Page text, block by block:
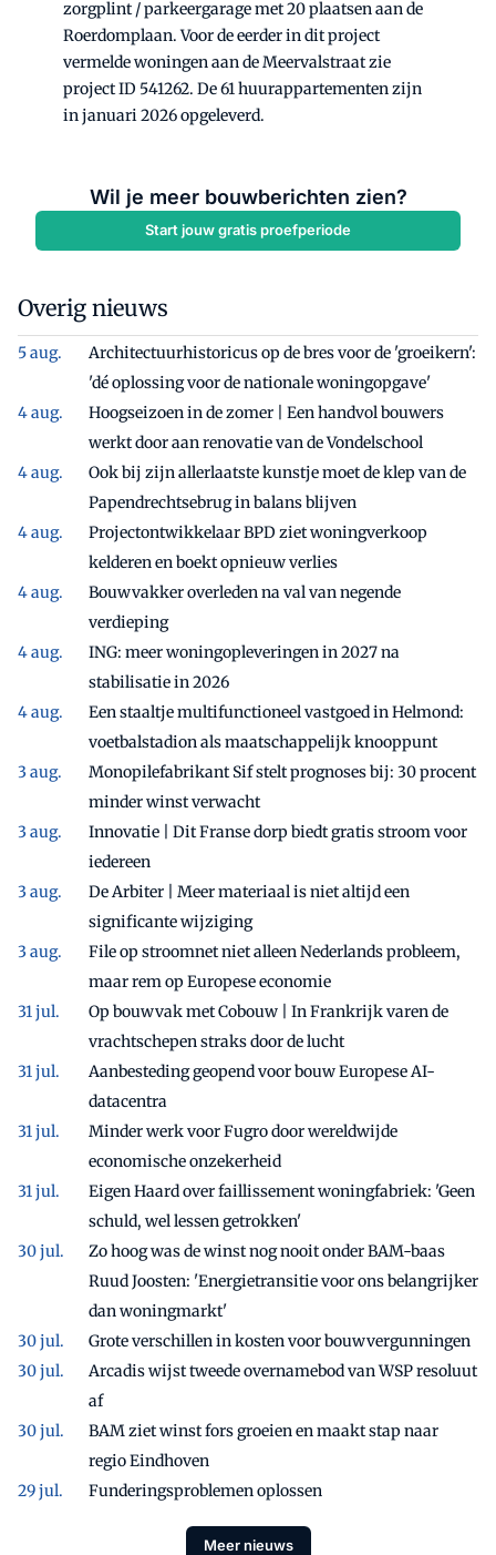
zorgplint / parkeergarage met 20 plaatsen aan de
Roerdomplaan. Voor de eerder in dit project
vermelde woningen aan de Meervalstraat zie
project ID 541262. De 61 huurappartementen zijn
in januari 2026 opgeleverd.
Wil je meer bouwberichten zien?
Start jouw gratis proefperiode
Overig nieuws
Architectuurhistoricus op de bres voor de 'groeikern':
'dé oplossing voor de nationale woningopgave'
Hoogseizoen in de zomer | Een handvol bouwers
werkt door aan renovatie van de Vondelschool
Ook bij zijn allerlaatste kunstje moet de klep van de
Papendrechtsebrug in balans blijven
Projectontwikkelaar BPD ziet woningverkoop
kelderen en boekt opnieuw verlies
Bouwvakker overleden na val van negende
verdieping
ING: meer woningopleveringen in 2027 na
stabilisatie in 2026
Een staaltje multifunctioneel vastgoed in Helmond:
voetbalstadion als maatschappelijk knooppunt
Monopilefabrikant Sif stelt prognoses bij: 30 procent
minder winst verwacht
Innovatie | Dit Franse dorp biedt gratis stroom voor
iedereen
De Arbiter | Meer materiaal is niet altijd een
significante wijziging
File op stroomnet niet alleen Nederlands probleem,
maar rem op Europese economie
Op bouwvak met Cobouw | In Frankrijk varen de
vrachtschepen straks door de lucht
Aanbesteding geopend voor bouw Europese AI-
datacentra
Minder werk voor Fugro door wereldwijde
economische onzekerheid
Eigen Haard over faillissement woningfabriek: 'Geen
schuld, wel lessen getrokken'
Zo hoog was de winst nog nooit onder BAM-baas
Ruud Joosten: 'Energietransitie voor ons belangrijker
dan woningmarkt'
Grote verschillen in kosten voor bouwvergunningen
Arcadis wijst tweede overnamebod van WSP resoluut
af
BAM ziet winst fors groeien en maakt stap naar
regio Eindhoven
Funderingsproblemen oplossen
Meer nieuws